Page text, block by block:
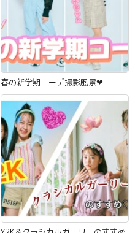
春の新学期コーデ撮影風景‪‪❤︎‬